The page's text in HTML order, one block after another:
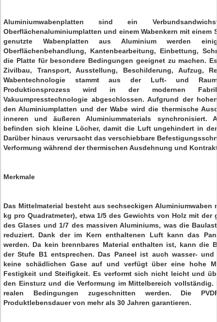
Aluminiumwabenplatten sind ein
Oberflächenaluminiumplatten und einem Wabenkern mit
genutzte Wabenplatten aus Aluminium werden
Oberflächenbehandlung, Kantenbearbeitung, Einbettung,
die Platte für besondere Bedingungen geeignet zu machen.
Zivilbau, Transport, Ausstellung, Beschilderung, Aufzug,
Wabentechnologie stammt aus der Luft- und
Produktionsprozess wird in der modernen
Vakuumpresstechnologie abgeschlossen. Aufgrund der
den Aluminiumplatten und der Wabe wird die thermische
inneren und äußeren Aluminiummaterials synchronisiert.
befinden sich kleine Löcher, damit die Luft ungehindert in
Darüber hinaus verursacht das verschiebbare
Verformung während der thermischen Ausdehnung und
Merkmale
Das Mittelmaterial besteht aus sechseckigen Aluminiumwaben
kg pro Quadratmeter), etwa 1/5 des Gewichts von Holz mit der
des Glases und 1/7 des massiven Aluminiums, was die
reduziert. Dank der im Kern enthaltenen Luft kann das
werden. Da kein brennbares Material enthalten ist, kann die
der Stufe B1 entsprechen. Das Paneel ist auch wasser-
keine schädlichen Gase auf und verfügt über eine hohe
Festigkeit und Steifigkeit. Es verformt sich nicht leicht und
den Einsturz und die Verformung im Mittelbereich vollständig.
realen Bedingungen zugeschnitten werden. Die
Produktlebensdauer von mehr als 30 Jahren garantieren.